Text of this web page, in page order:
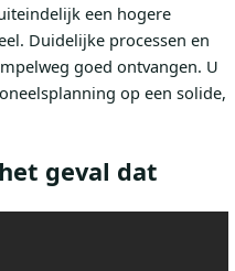
een hogere
Duidelijke processen en
goed ontvangen. U
op een solide,
geval dat